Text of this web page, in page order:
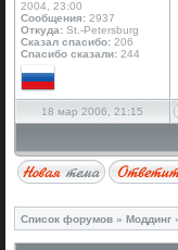
2004, 23:00
Сообщения: 2937
Откуда: St.-Petersburg
Сказал спасибо: 206
Спасибо сказали: 244
18 мар 2006, 21:15
Список форумов » Моддинг